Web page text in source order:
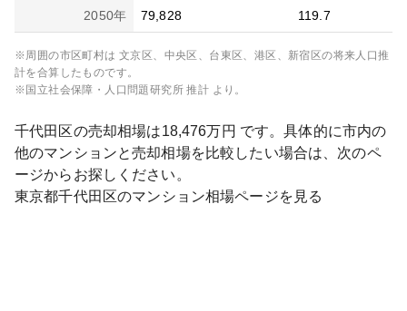
2050年 79,828 119.7
※周囲の市区町村は 文京区、中央区、台東区、港区、新宿区の将来人口推
計を合算したものです。
※国立社会保障・人口問題研究所 推計 より。
千代田区の売却相場は18,476万円 です。具体的に市内の
他のマンションと売却相場を比較したい場合は、次のペ
ージからお探しください。
東京都千代田区のマンション相場ページを見る